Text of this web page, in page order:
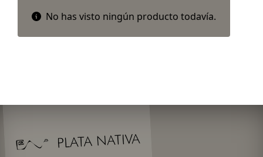
No has visto ningún producto todavía.